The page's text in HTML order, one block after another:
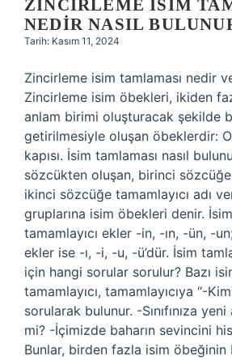
ZINCIRLEME ISIM
NEDIR NASIL
Tarih: Kasım 11, 2024
Zincirleme isim tamlaması nedir
Zincirleme isim öbekleri, ikiden
anlam birimi oluşturacak şekilde
getirilmesiyle oluşan öbeklerdir:
kapısı. İsim tamlaması nasıl
sözcükten oluşan, birinci sözcüğe
ikinci sözcüğe tamamlayıcı adı
gruplarına isim öbekleri denir.
tamamlayıcı ekler -in, -ın, -ün, -
ekler ise -ı, -i, -u, -ü’dür. İsim
için hangi sorular sorulur? Bazı
tamamlayıcı, tamamlayıcıya “-
sorularak bulunur. -Sınıfınıza
mi? -İçimizde baharın sevincini
Bunlar, birden fazla isim öbeğinin